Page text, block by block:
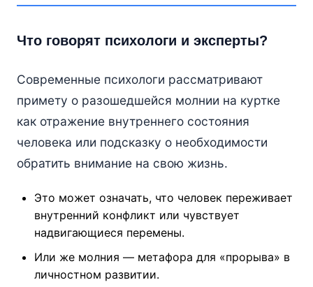
Что говорят психологи и эксперты?
Современные психологи рассматривают
примету о разошедшейся молнии на куртке
как отражение внутреннего состояния
человека или подсказку о необходимости
обратить внимание на свою жизнь.
Это может означать, что человек переживает
внутренний конфликт или чувствует
надвигающиеся перемены.
Или же молния — метафора для «прорыва» в
личностном развитии.